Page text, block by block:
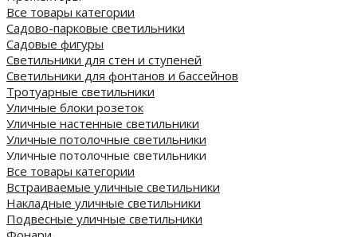
Все товары категории
Садово-парковые светильники
Садовые фигуры
Светильники для стен и ступеней
Светильники для фонтанов и бассейнов
Тротуарные светильники
Уличные блоки розеток
Уличные настенные светильники
Уличные потолочные светильники
Уличные потолочные светильники
Все товары категории
Встраиваемые уличные светильники
Накладные уличные светильники
Подвесные уличные светильники